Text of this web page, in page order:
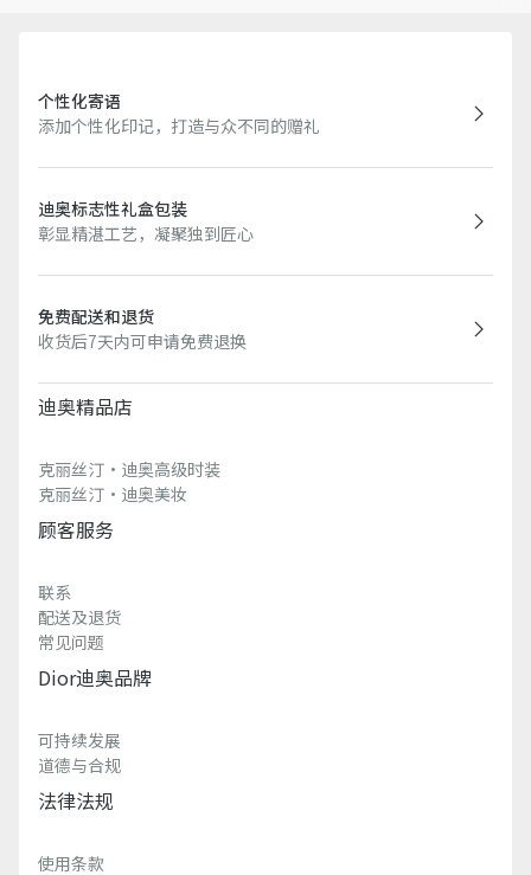
个性化寄语
添加个性化印记，打造与众不同的赠礼
迪奥标志性礼盒包装
彰显精湛工艺，凝聚独到匠心
免费配送和退货
收货后7天内可申请免费退换
迪奥精品店
克丽丝汀·迪奥高级时装
克丽丝汀·迪奥美妆
顾客服务
联系
配送及退货
常见问题
Dior迪奥品牌
可持续发展
道德与合规
法律法规
使用条款